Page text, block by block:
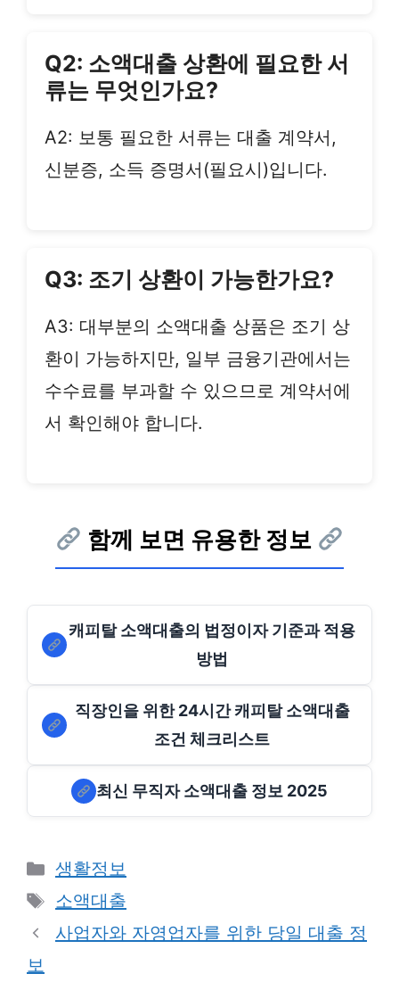
Q2: 소액대출 상환에 필요한 서
류는 무엇인가요?
A2: 보통 필요한 서류는 대출 계약서,
신분증, 소득 증명서(필요시)입니다.
Q3: 조기 상환이 가능한가요?
A3: 대부분의 소액대출 상품은 조기 상
환이 가능하지만, 일부 금융기관에서는
수수료를 부과할 수 있으므로 계약서에
서 확인해야 합니다.
함께 보면 유용한 정보
캐피탈 소액대출의 법정이자 기준과 적용
방법
직장인을 위한 24시간 캐피탈 소액대출
조건 체크리스트
최신 무직자 소액대출 정보 2025
Categories
생활정보
Tags
소액대출
사업자와 자영업자를 위한 당일 대출 정
보